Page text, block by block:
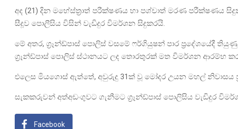
අද (21) දින මහේස්ත්‍රාත් පරීක්ෂණය හා පශ්චාත් මරණ පරීක්ෂණය
සීදූව පොලීසිය විසින් වැඩිදුර විමර්ශන සිදුකරයි.
මේ අතර, ග්‍රෑන්ඩ්පාස් පොලිස් වසමේ ෆර්ගියුෂන් පාර ප්‍රදේශයේදී
ග්‍රෑන්ඩ්පාස් පොලිස් ස්ථානයට ලද තොරතුරක් මත විමර්ශන ආරම්භ
එලෙස මියගොස් ඇත්තේ, අවුරුදු 31ක් වූ මෝදර උයන මහල් නිවාසය
සැකකරුවන් අත්අඩංගුවට ගැනීමට ග්‍රෑන්ඩ්පාස් පොලිසිය වැඩිදුර
Facebook